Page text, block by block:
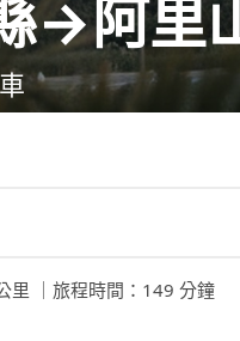
→阿里
里 旅程時間 ： 149 分鐘